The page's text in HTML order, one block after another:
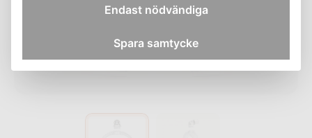
Endast nödvändiga
Spara samtycke